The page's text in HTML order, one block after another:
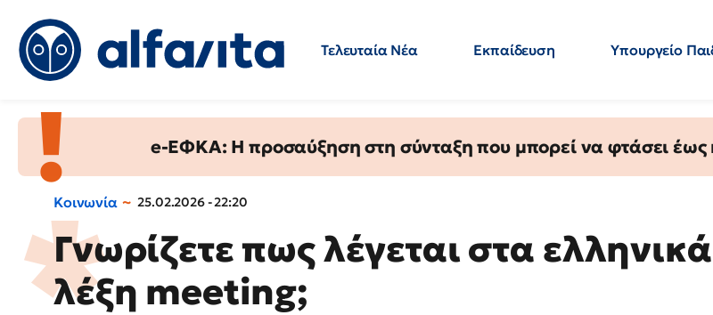
Τελευταία Νέα Εκπαίδευση Υπουργείο
e-ΕΦΚΑ: Η προσαύξηση στη σύνταξη που μπορεί να φτάσει έως
Κοινωνία 25.02.2026 - 22:20
Γνωρίζετε πως λέγεται στα
λέξη meeting;